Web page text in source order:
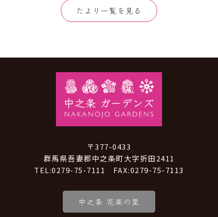
たより一覧を見る
〒377-0433
群馬県吾妻郡中之条町大字折田2411
TEL:0279-75-7111 FAX:0279-75-7113
中之条 花楽の里